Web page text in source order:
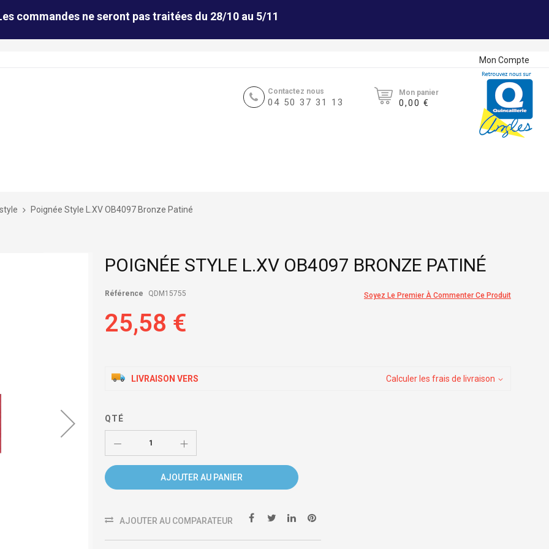
commandes ne seront pas traitées du 28/10 au 5/11
Mon Compte
Contactez nous
04 50 37 31 13
Mon panier
0,00 €
Poignée Style L.XV OB4097 Bronze Patiné
POIGNÉE STYLE L.XV OB4097 BRONZE PATINÉ
Soyez Le Premier À Commenter Ce Produit
Référence QDM15755
25,58 €
LIVRAISON VERS Calculer les frais de livraison
QTÉ
AJOUTER AU PANIER
AJOUTER AU COMPARATEUR